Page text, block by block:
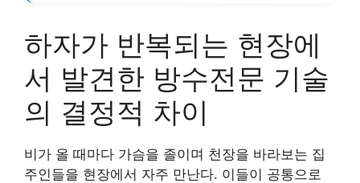
하자가 반복되는 현장에
서 발견한 방수전문 기술
의 결정적 차이
비가 올 때마다 가슴을 졸이며 천장을 바라보는 집
주인들을 현장에서 자주 만난다. 이들이 공통으로